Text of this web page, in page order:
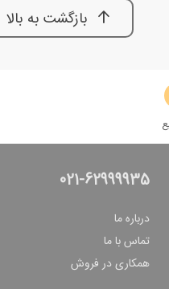
بازگشت به بالا
021-62999935
درباره ما
تماس با ما
همکاری در فروش